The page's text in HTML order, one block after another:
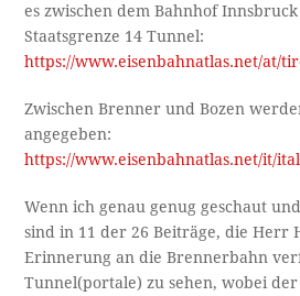
es zwischen dem Bahnhof
Staatsgrenze 14 Tunnel:
https://www.eisenbahnatlas.net/at/
Zwischen Brenner und Bozen
angegeben:
https://www.eisenbahnatlas.net/it/
Wenn ich genau genug geschaut
sind in 11 der 26 Beiträge, die Herr
Erinnerung an die Brennerbahn
Tunnel(portale) zu sehen, wobei